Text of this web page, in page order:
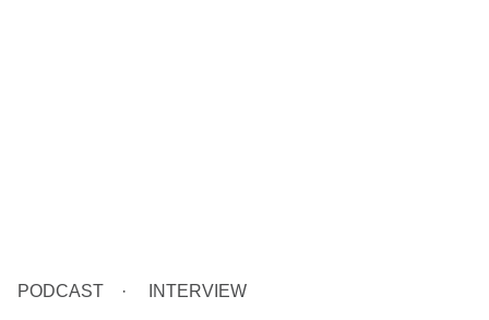
PODCAST INTERVIEW